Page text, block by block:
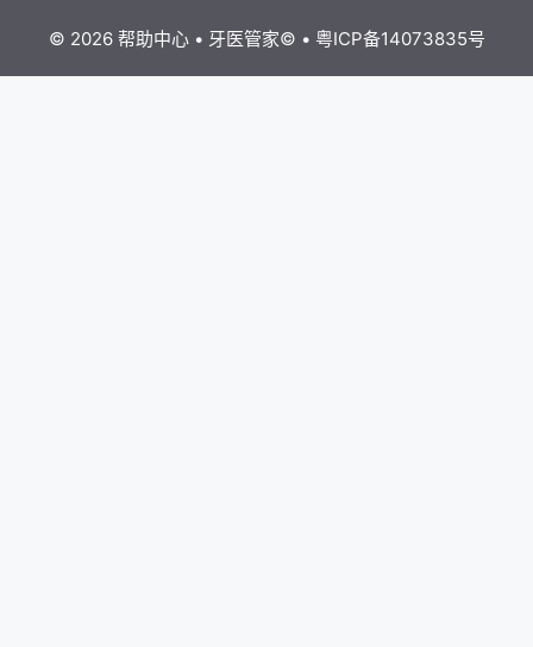
© 2026 帮助中心• 牙医管家© • 粤ICP备14073835号